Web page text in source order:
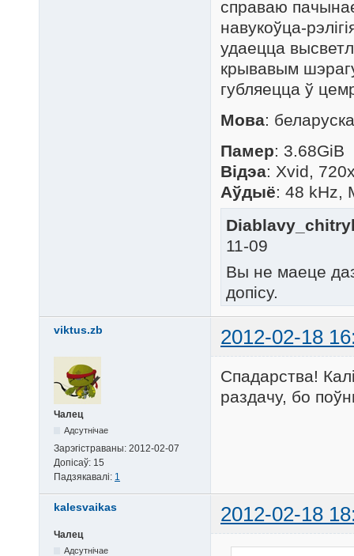
справаю
навукоўца-
удаецца
крывавым
губляецца ў
Мова:
Памер: 3.68GiB
Відэа: Xvid,
Аўдыё: 48 kHz,
11-09
Вы не маеце
допісу.
viktus.zb 2012-02-18
Чалец
Адсутнічае
Зарэгістраваны: 2012-02-07
Допісаў: 15
Падзякавалі: 1
Спадарства!
раздачу, бо
kalesvaikas 2012-02-18
Чалец
Адсутнічае